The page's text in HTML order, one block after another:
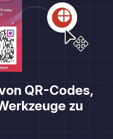
QR-Codes,
zu
Kampagnenplakat in